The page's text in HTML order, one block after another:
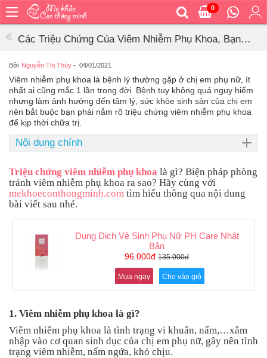
0
chủ
ăn
Bé
vệ
sinh
Bé
mặc
đi
ra
ngoài
ngủ
tắm
Bé
chơi
Các Triệu Chứng Của Viêm Nhiễm Phụ Khoa, Bạn
Bởi Nguyễn Thị Thùy - 04/01/2021
Viêm nhiễm phụ khoa là bệnh lý thường gặp ở chị em phụ nữ, ít
nhất ai cũng mắc 1 lần trong đời. Bệnh tuy không quá nguy hiểm
nhưng làm ảnh hưởng đến tâm lý, sức khỏe sinh sản của chị em
nên bắt buộc bạn phải nắm rõ triệu chứng viêm nhiễm phụ khoa
để kịp thời chữa trị.
Nội dung chính
Triệu chứng viêm nhiễm phụ khoa là gì? Biện pháp phòng
tránh viêm nhiễm phụ khoa ra sao? Hãy cùng với
mekhoeconthongminh.com tìm hiểu thông qua nội dung
bài viết sau nhé.
Dung Dịch Vệ Sinh Phụ Nữ PH Care Nhật
Bản
96.000đ135.000đ
Mua ngay Cho vào giỏ
1. Viêm nhiễm phụ khoa là gì?
Viêm nhiễm phụ khoa là tình trạng vi khuẩn, nấm,…xâm
nhập vào cơ quan sinh dục của chị em phụ nữ, gây nên tình
trạng viêm nhiễm, nấm ngứa, khó chịu.